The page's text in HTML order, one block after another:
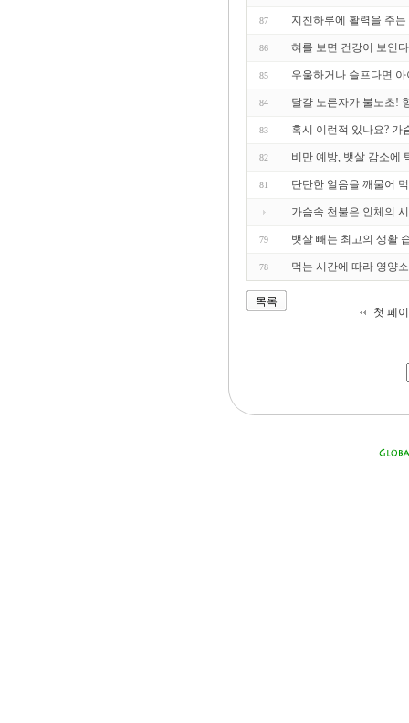
87 지친하루에 활력을 주
86 혀를 보면 건강이 보인다
85 우울하거나 슬프다면
84 달걀 노른자가 불노초!
83 혹시 이런적 있나요? 가
82 비만 예방, 뱃살 감소에
81 단단한 얼음을 깨물어
가슴속 천불은 인체의
79 뱃살 빼는 최고의 생활
78 먹는 시간에 따라 영양
목록
첫 페